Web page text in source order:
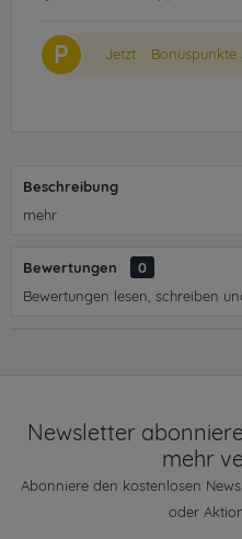
P Jetzt Bonuspunkte
Beschreibung
mehr
Bewertungen
0
Bewertungen lesen, schreiben
Newsletter
mehr
Abonniere den kostenlosen
oder